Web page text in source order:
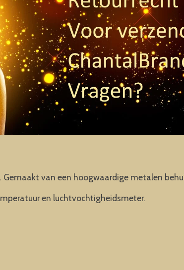
van een hoogwaardige metalen
en luchtvochtigheidsmeter.